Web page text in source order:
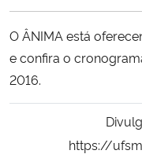
Ministério da Cidadania
Ministério da Saúde
Ministério da Ciência,
O ÂNIMA está
e confira o
2016.
https://